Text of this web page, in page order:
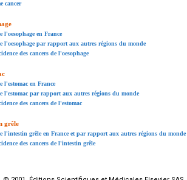
cancer
l'oesophage en France
l'oesophage par rapport aux autres régions du monde
des cancers de l'oesophage
l'estomac en France
l'estomac par rapport aux autres régions du monde
des cancers de l'estomac
grêle
l'intestin grêle en France et par rapport aux autres régions du monde
des cancers de l'intestin grêle